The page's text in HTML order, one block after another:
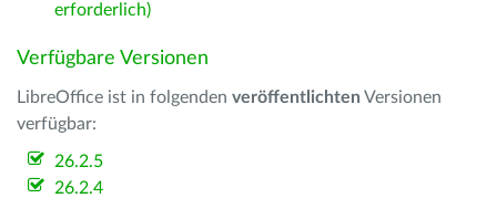
erforderlich)
Verfügbare Versionen
LibreOffice ist in folgenden veröffentlichten Versionen
verfügbar:
26.2.5
26.2.4